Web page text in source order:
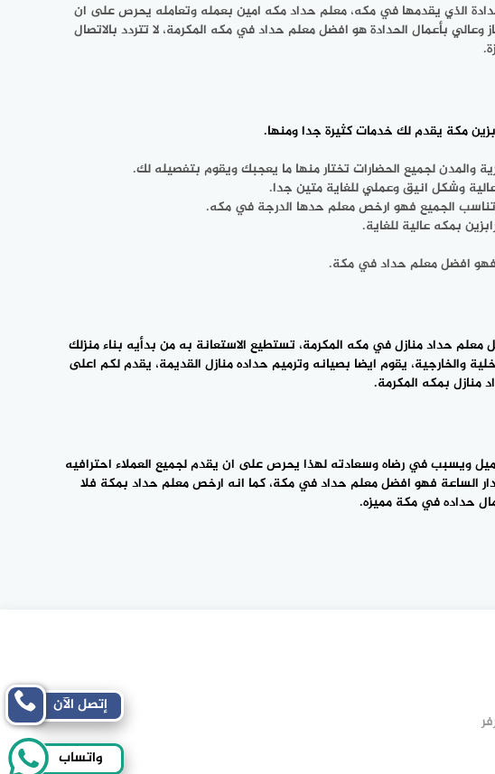
عميلنا الفاضل امامك رقم جوال مباشر ‎لمعلم حداده مكه من أجل تواصلك معه لكي تستطيع الحصول على ‎جميع خدمات الحدادة الذي يقدمها في مكه، معلم حداد مكه امين بعمله ‎وتعامله يحرص على ان
يمنح العميل خدمه حدادة ذات جودة عالية، هو ذات خلق ‎طيب، ذات امانه عالية في العمل، يوفر لجميع العملاء مستوى ممتاز ‎وعالي بأعمال الحدادة هو افضل معلم حداد في مكه المكرمة، لا تتردد ‎بالاتصال
مكة يقدم لك خدمات كثيرة جدا ومنها.
فهو افضل معلم حداد في مكة.
معلم حداد منازل في مكه المكرمة، تستطيع الاستعانة به من بدأيه بناء منزلك
يقوم ايضا بصيانه وترميم حداده منازل القديمة، يقدم لكم اعلى
منازل بمكه المكرمة.
أول ما يهتم اليه حداد مكه هو رضا العميل وهو ‎يعلم بان الجودة العالية في العمل والسعر التنافسي افضل ما يحتاج إليه ‎العميل ويسبب في رضاه وسعادته لهذا يحرص على ان يقدم لجميع ‎العملاء احترافيه
حداد ‎بمكة
فلا
إتصل الآن
واتساب